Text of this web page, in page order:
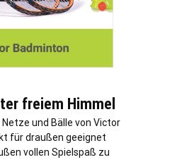
freiem Himmel
und Bälle von Victor
für draußen geeignet
vollen Spielspaß zu